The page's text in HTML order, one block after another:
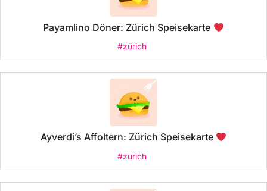
Payamlino Döner: Zürich Speisekarte
#zürich
Ayverdi’s Affoltern: Zürich Speisekarte
#zürich